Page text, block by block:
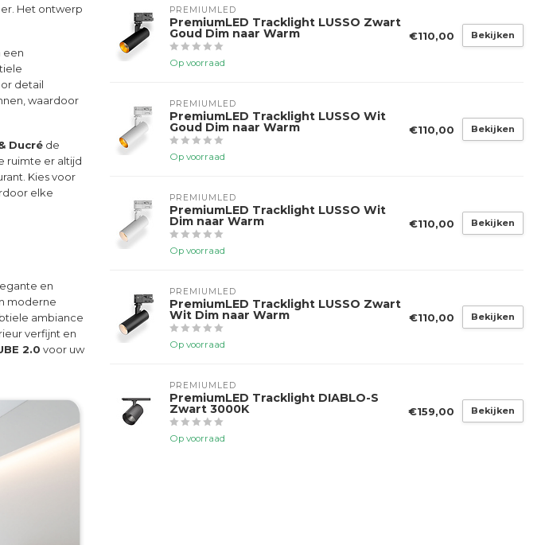
Het ontwerp
een
detail
waardoor
Ducré de
ruimte er altijd
Kies voor
elke
en
moderne
ambiance
verfijnt en
2.0 voor uw
PREMIUMLED
PremiumLED Tracklight LUSSO Zwart
Goud Dim naar Warm
Op voorraad
€110,00 Bekijken
PREMIUMLED
PremiumLED Tracklight LUSSO Wit
Goud Dim naar Warm
Op voorraad
€110,00 Bekijken
PREMIUMLED
PremiumLED Tracklight LUSSO Wit
Dim naar Warm
Op voorraad
€110,00 Bekijken
PREMIUMLED
PremiumLED Tracklight LUSSO Zwart
Wit Dim naar Warm
Op voorraad
€110,00 Bekijken
PREMIUMLED
PremiumLED Tracklight DIABLO-S
Zwart 3000K
Op voorraad
€159,00 Bekijken